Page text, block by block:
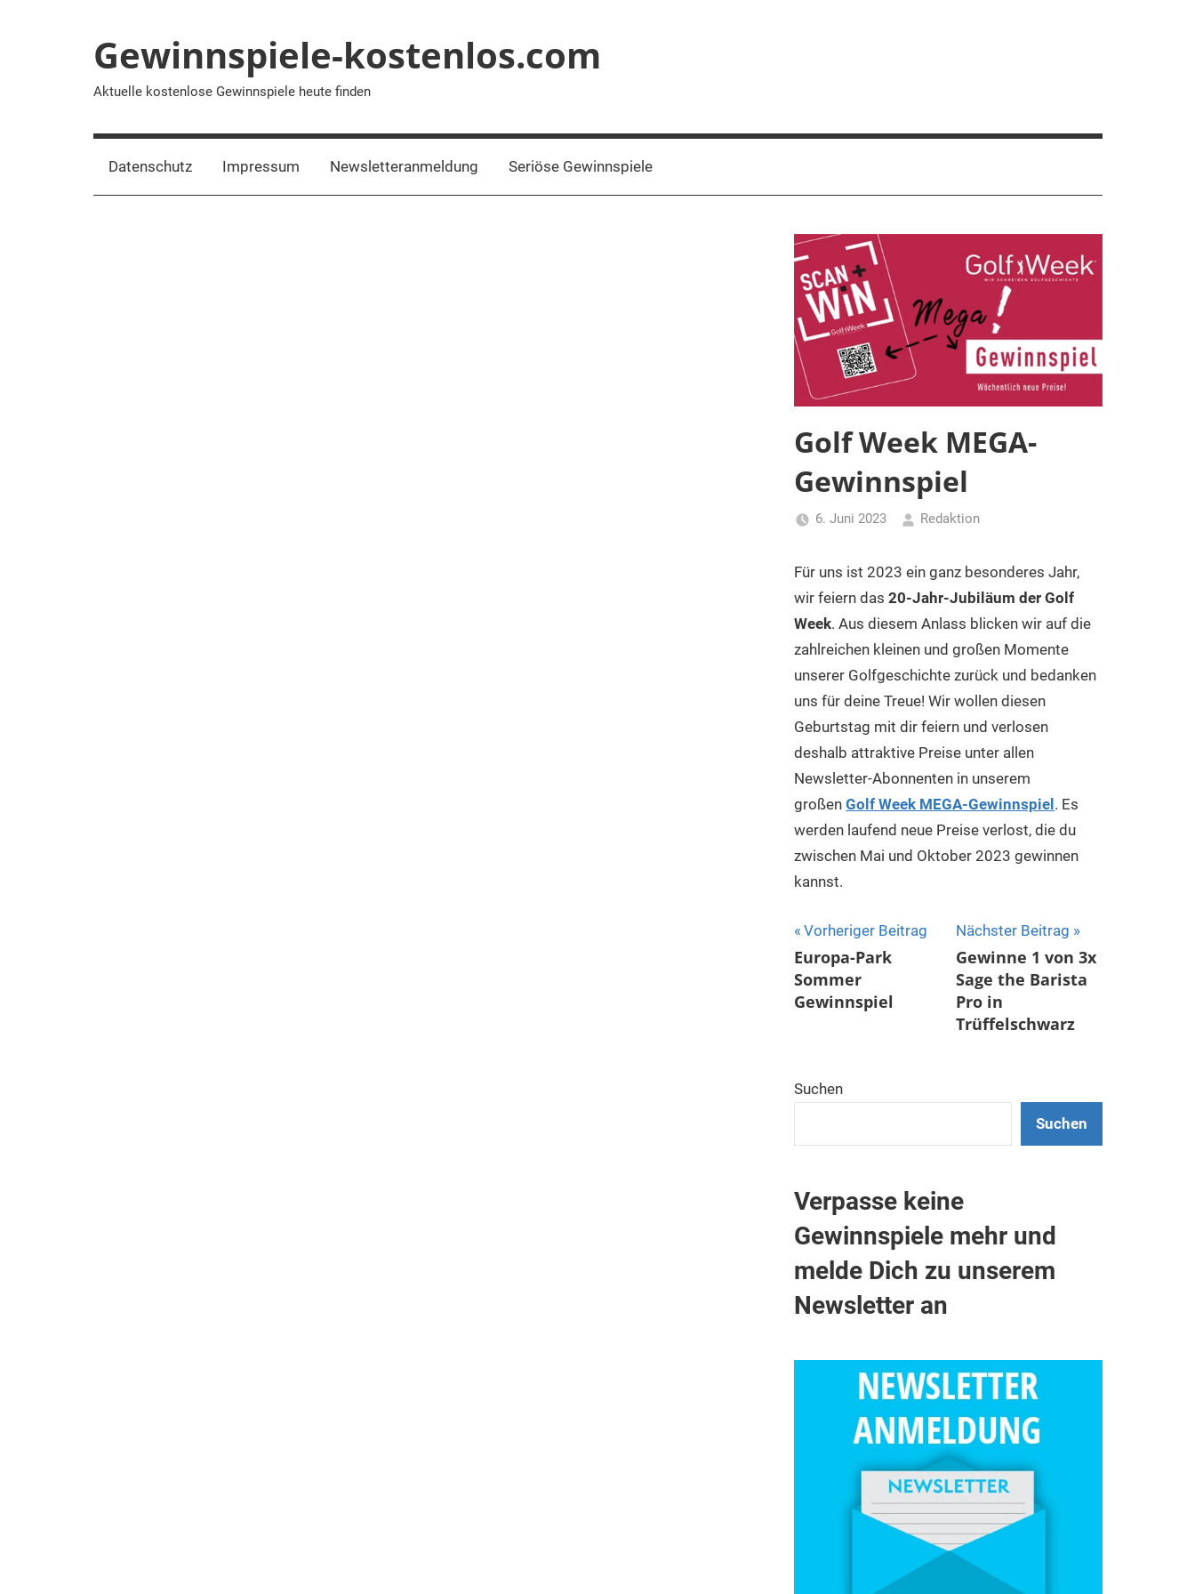
Gewinnspiele-kostenlos.com
Aktuelle kostenlose Gewinnspiele heute finden
Datenschutz Impressum Newsletteranmeldung Seriöse Gewinnspiele
Golf Week MEGA-
Gewinnspiel
6. Juni 2023 Redaktion
Für uns ist 2023 ein ganz besonderes Jahr,
wir feiern das20-Jahr-Jubiläum der Golf
Week. Aus diesem Anlass blicken wir auf die
zahlreichen kleinen und großen Momente
unserer Golfgeschichte zurück und bedanken
uns für deine Treue! Wir wollen diesen
Geburtstag mit dir feiern und verlosen
deshalb attraktive Preise unter allen
Newsletter-Abonnenten in unserem
großenGolf Week MEGA-Gewinnspiel . Es
werden laufend neue Preise verlost, die du
zwischen Mai und Oktober 2023 gewinnen
kannst.
Beitragsnavigation
Vorheriger Beitrag
Europa-Park
Sommer
Gewinnspiel
Nächster Beitrag
Gewinne 1 von 3x
Sage the Barista
Pro in
Trüffelschwarz
Suchen
Suchen
Verpasse keine
Gewinnspiele mehr und
melde Dich zu unserem
Newsletter an